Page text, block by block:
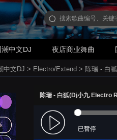
潮中文DJ 夜店商业舞曲
中文DJ > Electro/Extend > 陈瑞 - 白
陈瑞 - 白狐(Dj小九 Electro
已暂停